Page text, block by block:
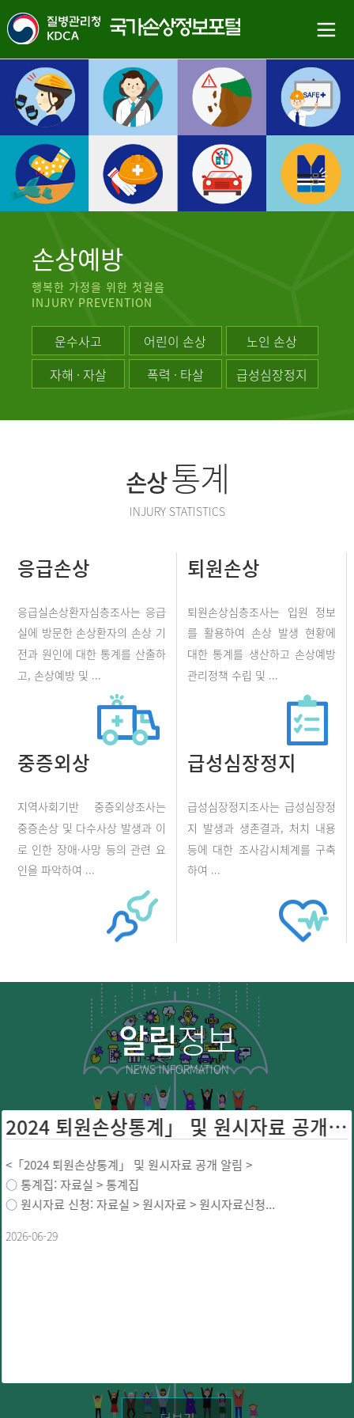
손상예방
행복한 가정을 위한 첫걸음
INJURY PREVENTION
운수사고 어린이 손상
노인 손상
자해 · 자살
폭력 · 타살 급성심장정지
손상통계
INJURY STATISTICS
응급손상
응급실손상환자심층조사는 응급
실에 방문한 손상환자의 손상 기
전과 원인에 대한 통계를 산출하
고, 손상예방 및 ...
퇴원손상
퇴원손상심층조사는 입원 정보
를 활용하여 손상 발생 현황에
대한 통계를 생산하고 손상예방
관리정책 수립 및 ...
중증외상
지역사회기반 중증외상조사는
중증손상 및 다수사상 발생과 이
로 인한 장애·사망 등의 관련 요
인을 파악하여 ...
급성심장정지
급성심장정지조사는 급성심장정
지 발생과 생존결과, 처치 내용
등에 대한 조사감시체계를 구축
하여 ...
알림정보
NEWS INFORMATION
2024 퇴원손상통계」 및 원시자료 공개 ...
<「2024 퇴원손상통계」 및 원시자료 공개 알림 >
○ 통계집: 자료실 > 통계집
○ 원시자료 신청: 자료실 > 원시자료 > 원시자료신청...
2026-06-29